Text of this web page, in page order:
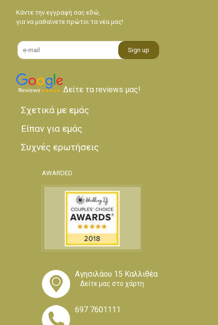
Κάντε την εγγραφή σας εδώ,
για να μαθαίνετε πρώτοι τα νέα μας!
Δείτε τα reviews μας!
Σχετικά με εμάς
Είπαν για εμάς
Συχνές ερωτήσεις
AWARDED
Αγησιλάου 15 Καλλιθέα
Δείτε μας στο χάρτη
697 7601111